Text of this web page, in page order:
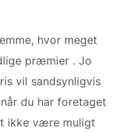
hvor meget
præmier . Jo
vil sandsynligvis
du har foretaget
ikke være muligt